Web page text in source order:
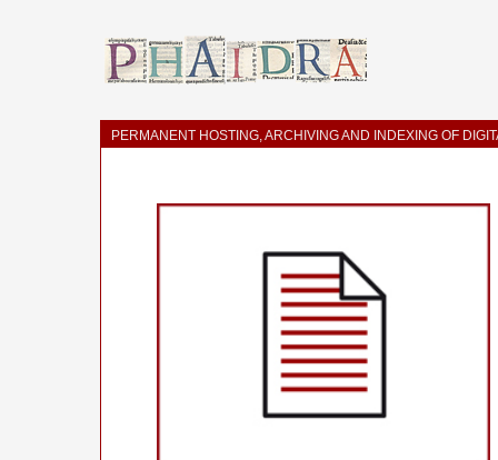
PERMANENT HOSTING, ARCHIVING AND INDEXING OF